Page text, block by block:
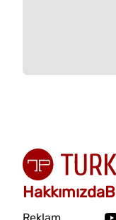
Hakkımızda